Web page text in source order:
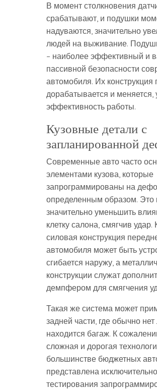
В момент столкновения
срабатывают, и подушки
надуваются, значительно
людей на выживание.
– наиболее эффективный и
пассивной безопасности
автомобиля. Их конструкция
дорабатывается и
эффективность работы.
Кузовные детали с
запланированной
Современные авто часто
элементами кузова, которые
запрограммированы на
определенным образом. Это
значительно уменьшить
клетку салона, смягчив
силовая конструкция
автомобиля может быть
сгибается наружу, а
конструкции служат
демпфером для смягчения
Такая же система может
задней части, где обычно
находится багаж. К
сложная и дорогая
большинстве бюджетных
представлена
тестирования